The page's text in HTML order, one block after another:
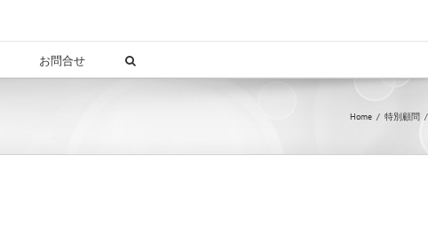
お問合せ
Home 特別顧問